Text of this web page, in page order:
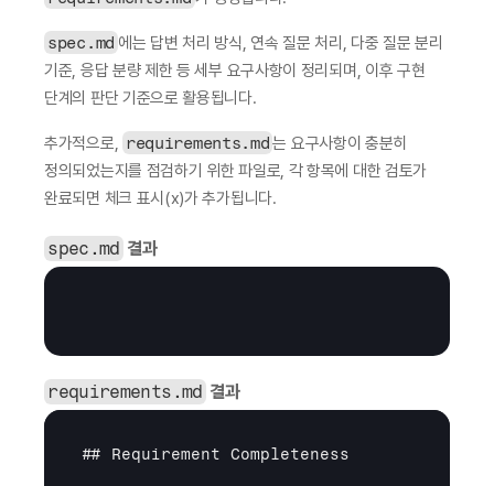
spec.md 에는 답변 처리 방식, 연속 질문 처리, 다중 질문 분리
기준, 응답 분량 제한 등 세부 요구사항이 정리되며, 이후 구현
단계의 판단 기준으로 활용됩니다.
추가적으로, requirements.md는 요구사항이 충분히
정의되었는지를 점검하기 위한 파일로, 각 항목에 대한 검토가
완료되면 체크 표시(x)가 추가됩니다.
spec.md 결과
requirements.md 결과
## Requirement Completeness